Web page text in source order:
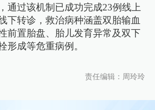
通过该机制已成功完成23例线上
下转诊，救治病种涵盖双胎输血
前置胎盘、胎儿发育异常及双下
形成等危重病例。
责任编辑：周玲玲